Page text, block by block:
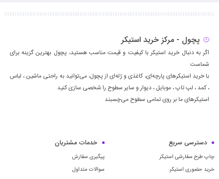
پچول - مرکز خرید استیکر
اگر به دنبال خرید استیکر با کیفیت و قیمت مناسب هستید، پچول بهترین گزینه برای
شماست
با خرید استیکرهای پارچه‌ای، کاغذی و ژله‌ای از پچول، می‌توانید به راحتی ماشين ، لباس
، كمد ، لپ تاپ ، موبايل ، ديوار و سایر سطوح را شخصی سازی کنید
استیکرهای ما بر روی تمامی سطوح می‌چسبند
دسترسی سریع
چاپ طرح سفارشی استیکر
خرید حضوری استیکر
خدمات مشتریان
پیگیری سفارش
سوالات متداول